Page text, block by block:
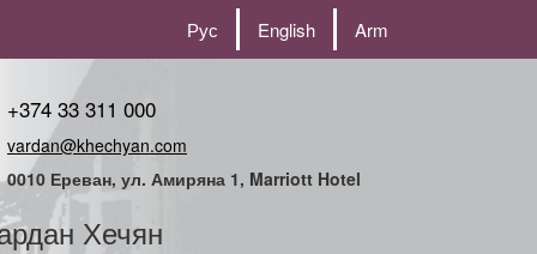
Рус English Arm
+374 33 311 000
vardan@khechyan.com
0010 Ереван, ул. Амиряна 1, Marriott Hotel
Хечян